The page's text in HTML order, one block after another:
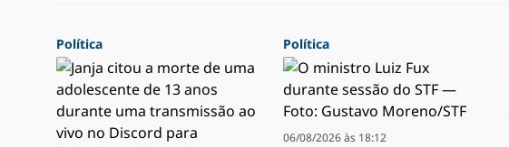
Política Política
06/08/2026 às 18:12